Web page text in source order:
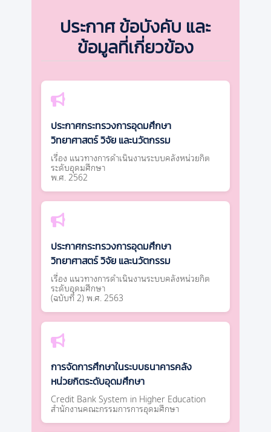
ประกาศ ข้อบังคับ และ
ข้อมูลที่เกี่ยวข้อง
ประกาศกระทรวงการอุดมศึกษา
วิทยาศาสตร์ วิจัย และนวัตกรรม
เรื่อง แนวทางการดำเนินงานระบบคลังหน่วยกิต
ระดับอุดมศึกษา
พ.ศ. 2562
ประกาศกระทรวงการอุดมศึกษา
วิทยาศาสตร์ วิจัย และนวัตกรรม
เรื่อง แนวทางการดำเนินงานระบบคลังหน่วยกิต
ระดับอุดมศึกษา
(ฉบับที่ 2) พ.ศ. 2563
การจัดการศึกษาในระบบธนาคารคลัง
หน่วยกิตระดับอุดมศึกษา
Credit Bank System in Higher Education
สำนักงานคณะกรรมการการอุดมศึกษา